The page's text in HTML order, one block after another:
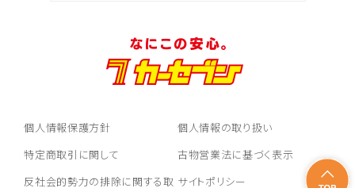
個人情報保護方針
個人情報の取り扱い
特定商取引に関して
古物営業法に基づく表示
反社会的勢力の排除に関する取 サイトポリシー